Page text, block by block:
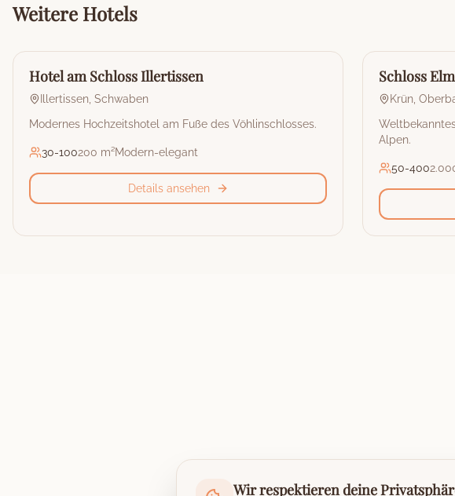
Wir respektieren deine
Weitere Hotels
🏰
Hotel
Hotel am Schloss Illertissen
Illertissen Schwaben
Modernes Hochzeitshotel am Fuße des Vöhlinschlosses.
30-100200 m²Modern-elegant
Details ansehen
Hotel
Schloss
Krün ,
Alpen.
50-400